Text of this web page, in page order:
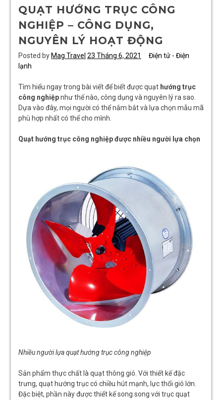
QUẠT HƯỚNG TRỤC CÔNG
NGHIỆP – CÔNG DỤNG,
NGUYÊN LÝ HOẠT ĐỘNG
Posted by Mag Travel 23 Tháng 6, 2021
Điện tử - Điện
lạnh
Tìm hiểu ngay trong bài viết để biết được quạt hướng trục
công nghiệpnhư thế nào, công dụng và nguyên lý ra sao.
Dựa vào đây, mọi người có thể nắm bắt và lựa chọn mẫu mã
phù hợp nhất có thể cho mình.
Quạt hướng trục công nghiệp được nhiều người lựa chọn
Nhiều người lựa quạt hướng trục công nghiệp
Sản phẩm thực chất là quạt thông gió. Với thiết kế đặc
trưng, quạt hướng trục có chiều hút mạnh, lực thổi gió lớn.
Đặc biệt, phần này được thiết kế song song với trục quạt